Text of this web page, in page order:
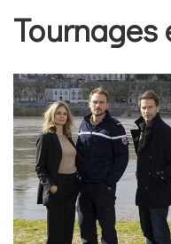
Tournages